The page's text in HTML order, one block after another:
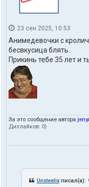
23 сен 2025, 10:53
Анимедевочки с
бесвкусица блять.
Прикинь тебе 35 лет и
За это сообщение автора
Дизлайков: 0)
Unsteelix писал(а):